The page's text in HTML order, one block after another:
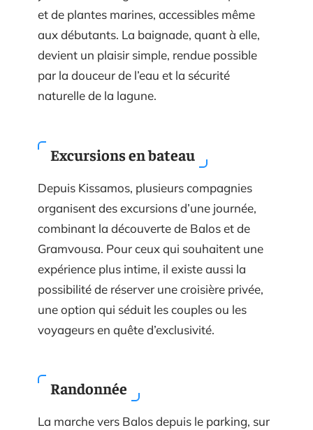
et de plantes marines, accessibles même
aux débutants. La baignade, quant à elle,
devient un plaisir simple, rendue possible
par la douceur de l’eau et la sécurité
naturelle de la lagune.
Excursions en bateau
Depuis Kissamos, plusieurs compagnies
organisent des excursions d’une journée,
combinant la découverte de Balos et de
Gramvousa. Pour ceux qui souhaitent une
expérience plus intime, il existe aussi la
possibilité de réserver une croisière privée,
une option qui séduit les couples ou les
voyageurs en quête d’exclusivité.
Randonnée
La marche vers Balos depuis le parking, sur